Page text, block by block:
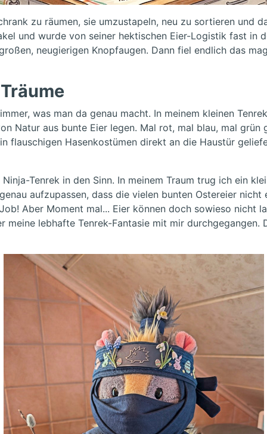
zu räumen, sie umzustapeln, neu zu sortieren und
und wurde von seiner hektischen Eier-Logistik fast in
neugierigen Knopfaugen. Dann fiel endlich das
was man da genau macht. In meinem kleinen
Natur aus bunte Eier legen. Mal rot, mal blau, mal
flauschigen Hasenkostümen direkt an die Haustür
Tenrek in den Sinn. In meinem Traum trug ich ein
aufzupassen, dass die vielen bunten Ostereier
Aber Moment mal... Eier können doch sowieso nicht
lebhafte Tenrek-Fantasie mit mir